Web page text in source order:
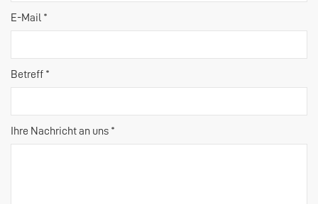
E-Mail *
Betreff *
Ihre Nachricht an uns *